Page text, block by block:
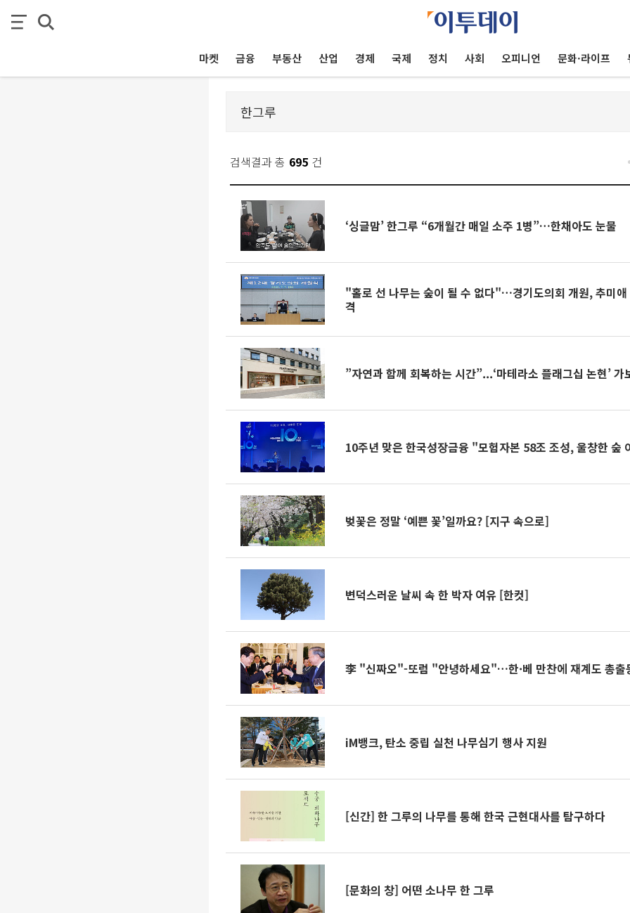
마켓 금융 부동산 산업 경제 국제 정치 사회 오피니언 문화·라이프
검색결과 총 695 건
‘싱글맘’ 한그루 “6개월간 매일 소주 1병”…한채아도 눈물
"홀로 선 나무는 숲이 될 수 없다"…경기도의회 개원, 추미
격
”자연과 함께 회복하는 시간”...‘마테라소 플래그십 논현’ 가
10주년 맞은 한국성장금융 "모험자본 58조 조성, 울창한 숲
벚꽃은 정말 ‘예쁜 꽃’일까요? [지구 속으로]
변덕스러운 날씨 속 한 박자 여유 [한컷]
李 "신짜오"-또럼 "안녕하세요"…한·베 만찬에 재계도 총출
iM뱅크, 탄소 중립 실천 나무심기 행사 지원
[신간] 한 그루의 나무를 통해 한국 근현대사를 탐구하다
[문화의 창] 어떤 소나무 한 그루